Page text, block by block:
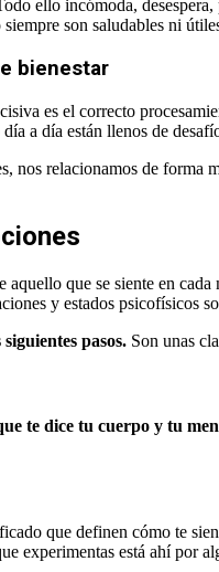
ello incómoda,
son saludables ni
bienestar
es el correcto
a día están llenos de
relacionamos de
aquello que se siente en
y estados psicofísicos
pasos. Son unas
te dice tu cuerpo y tu
que definen cómo te
experimentas está ahí por